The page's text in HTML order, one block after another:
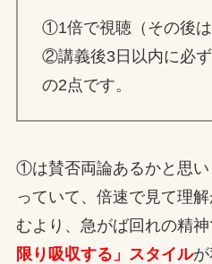
①1倍で視聴（その後は
②講義後3日以内に必
の2点です。
①は賛否両論あるかと思い
っていて、倍速で見て理
むより、急がば回れの精
限り吸収する」スタイル